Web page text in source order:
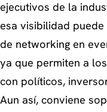
ejecutivos de la
esa visibilidad
de networking en
ya que permiten a
con políticos,
Aun así, conviene